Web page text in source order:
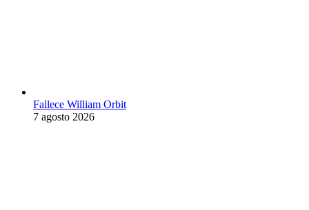
Fallece William Orbit
7 agosto 2026